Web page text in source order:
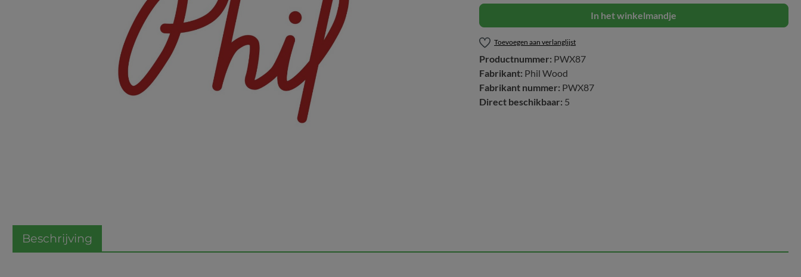
In het winkelmandje
Toevoegen aan verlanglijst
Productnummer: PWX87
Fabrikant: Phil Wood
Fabrikant nummer: PWX87
Direct beschikbaar: 5
Beschrijving